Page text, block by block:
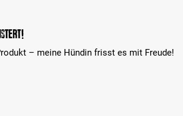
5 Sternen
– meine Hündin frisst es mit Freude!